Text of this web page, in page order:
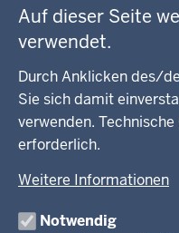
Auf dieser Seite
verwendet.
Durch Anklicken des/
Sie sich damit
verwenden.
erforderlich.
Weitere Informationen
Notwendig
Kreis